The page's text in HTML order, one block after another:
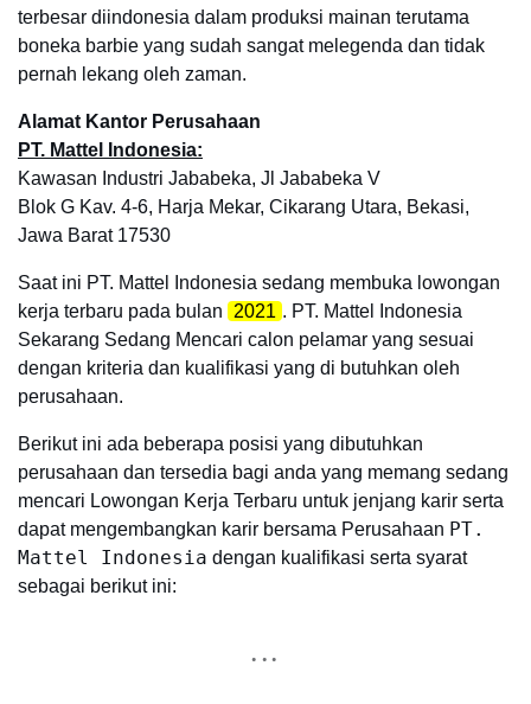
terbesar diindonesia dalam produksi mainan terutama
boneka barbie yang sudah sangat melegenda dan tidak
pernah lekang oleh zaman.
Alamat Kantor Perusahaan
PT. Mattel Indonesia:
Kawasan Industri Jababeka, Jl Jababeka V
Blok G Kav. 4-6, Harja Mekar, Cikarang Utara, Bekasi,
Jawa Barat 17530
Saat ini PT. Mattel Indonesia sedang membuka lowongan
kerja terbaru pada bulan
2021 . PT. Mattel Indonesia
Sekarang Sedang Mencari calon pelamar yang sesuai
dengan kriteria dan kualifikasi yang di butuhkan oleh
perusahaan.
Berikut ini ada beberapa posisi yang dibutuhkan
perusahaan dan tersedia bagi anda yang memang sedang
mencari Lowongan Kerja Terbaru untuk jenjang karir serta
dapat mengembangkan karir bersama Perusahaan PT.
Mattel Indonesia dengan kualifikasi serta syarat
sebagai berikut ini: